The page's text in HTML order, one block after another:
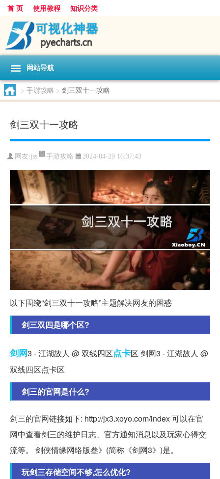
首 页 使用教程 知识分类
网站导航
> 手游攻略 > 剑三双十一攻略
剑三双十一攻略
网友:jss 手游攻略 2024-04-29 16:37:43
以下围绕“剑三双十一攻略”主题解决网友的困惑
剑三双四是哪个区?
剑网3 - 江湖故人 @ 双线四区点卡区 剑网3 - 江湖故人 @
双线四区点卡区
剑三的官网是什么?
剑三的官网链接如下: http://jx3.xoyo.com/index 可以在官
网中查看剑三的维护日志、官方通知消息以及玩家心得交
流等。 剑侠情缘网络版叁》(简称《剑网3》)是。
玩剑三存储空间不够,怎么优化?